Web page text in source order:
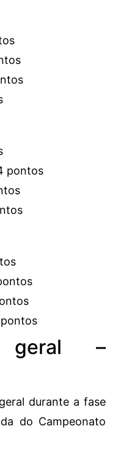
pontos
geral –
durante a fase
do Campeonato